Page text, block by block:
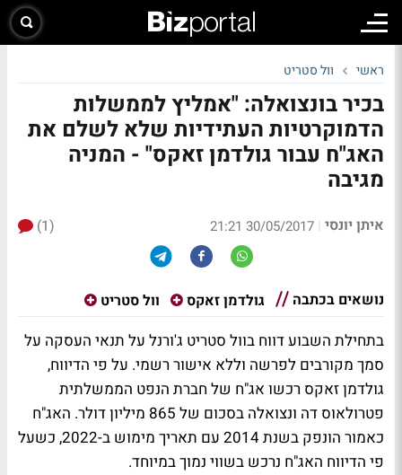
ראשי וול סטריט
בכיר בונצואלה: "אמליץ לממשלות
הדמוקרטיות העתידיות שלא לשלם את
האג"ח עבור גולדמן זאקס" - המניה
מגיבה
איתן יונסי |
30/05/2017 21:21
(1)
נושאים בכתבה גולדמן זאקס וול סטריט
בתחילת השבוע דווח בוול סטריט ג'ורנל על תנאי העסקה על
סמך מקורבים לפרשה וללא אישור רשמי. על פי הדיווח,
גולדמן זאקס רכשו אג"ח של חברת הנפט הממשלתית
פטרולאוס דה ונצואלה בסכום של 865 מיליון דולר. האג"ח
כאמור הונפק בשנת 2014 עם תאריך מימוש ב-2022, כשעל
פי הדיווח האג"ח נרכש בשווי נמוך במיוחד.